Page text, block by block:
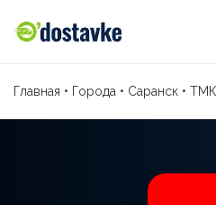
Главная • Города • Саранск • ТМК